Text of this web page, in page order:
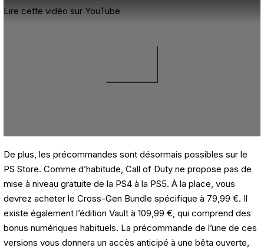
Lire cette vidéo sur YouTube
De plus, les précommandes sont désormais possibles sur le
PS Store. Comme d’habitude, Call of Duty ne propose pas de
mise à niveau gratuite de la PS4 à la PS5. À la place, vous
devrez acheter le Cross-Gen Bundle spécifique à 79,99 €. Il
existe également l’édition Vault à 109,99 €, qui comprend des
bonus numériques habituels. La précommande de l’une de ces
versions vous donnera un accès anticipé à une bêta ouverte,